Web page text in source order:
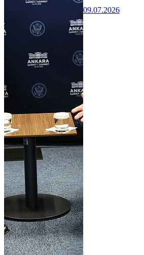
09.07.2026